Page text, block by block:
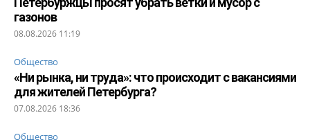
газонов
08.08.2026 11:19
Общество
«Ни рынка, ни труда»: что происходит с вакансиями
для жителей Петербурга?
07.08.2026 18:36
Общество